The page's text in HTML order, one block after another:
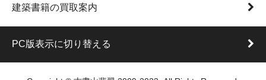
建築書籍の買取案内
PC版表示に切り替える